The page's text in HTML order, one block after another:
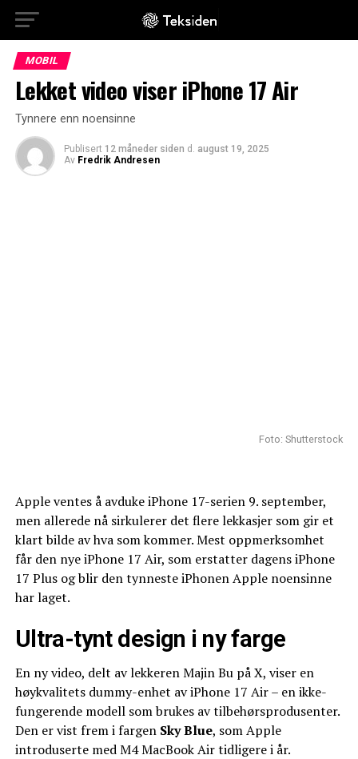
MOBIL
Lekket video viser iPhone 17 Air
Tynnere enn noensinne
Publisert 12 måneder siden d. august 19, 2025
Av Fredrik Andresen
Foto: Shutterstock
Apple ventes å avduke iPhone 17-serien 9. september,
men allerede nå sirkulerer det flere lekkasjer som gir et
klart bilde av hva som kommer. Mest oppmerksomhet
får den nye iPhone 17 Air, som erstatter dagens iPhone
17 Plus og blir den tynneste iPhonen Apple noensinne
har laget.
Ultra-tynt design i ny farge
En ny video, delt av lekkeren Majin Bu på X, viser en
høykvalitets dummy-enhet av iPhone 17 Air – en ikke-
fungerende modell som brukes av tilbehørsprodusenter.
Den er vist frem i fargen Sky Blue, som Apple
introduserte med M4 MacBook Air tidligere i år.